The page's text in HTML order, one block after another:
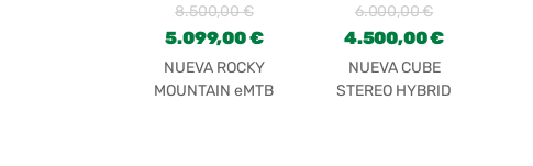
8.500,00€
5.099,00€
NUEVA ROCKY
MOUNTAIN eMTB
6.000,00€
4.500,00€
NUEVA CUBE
STEREO HYBRID